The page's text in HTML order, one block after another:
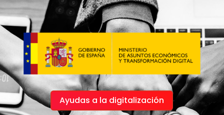
Ayudas a la digitalización